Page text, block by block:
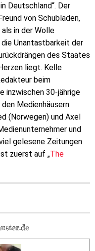
Deutschland“. Der
von Schubladen,
in der Wolle
Unantastbarkeit der
des Staates
liegt. Kelle
beim
inzwischen 30-jährige
Medienhäusern
(Norwegen) und Axel
und
gelesene Zeitungen
zuerst auf „The